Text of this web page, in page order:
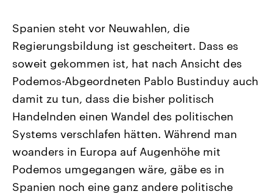
Landtagswahl Sachsen-Anhalt
2026
Alle Informationen
Sachsen-Anhalt wählt am 6.
September 2026 einen neuen
Landtag. Seit 2021 wird das
Bundesland von einer Koalition aus
Umfragen, Prognosen,
Wahlprogramme, aktuelle Berichte
und Hintergründe zu den Parteien
und Kandidaten der anstehenden
Wahl.
USA
Aktuelle Beiträge,
Hintergründe
Wirtschaftlich und
gehören die Vereinigten
den mächtigsten Ländern
mit großem Einfluss auf
aktuelle Weltgeschehen.
Sendungen Programm Podcasts
Audio-Archiv
Spanien steht vor Neuwahlen, die
Regierungsbildung ist gescheitert. Dass es
soweit gekommen ist, hat nach Ansicht des
Podemos-Abgeordneten Pablo Bustinduy auch
damit zu tun, dass die bisher politisch
Handelnden einen Wandel des politischen
Systems verschlafen hätten. Während man
woanders in Europa auf Augenhöhe mit
Podemos umgegangen wäre, gäbe es in
Spanien noch eine ganz andere politische